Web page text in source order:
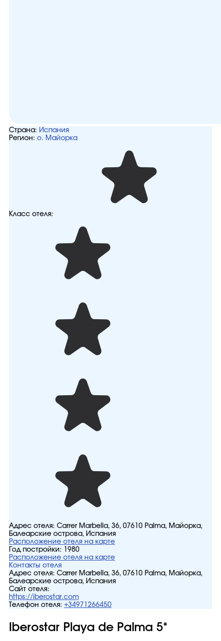
Страна: Испания
Регион: о. Майорка
Класс отеля:
Адрес отеля: Carrer Marbella, 36, 07610 Palma, Майорка,
Балеарские острова, Испания
Расположение отеля на карте
Год постройки:
1980
Расположение отеля на карте
Контакты отеля
Адрес отеля: Carrer Marbella, 36, 07610 Palma, Майорка,
Балеарские острова, Испания
Сайт отеля:
https://iberostar.com
Телефон отеля: +34971266450
Iberostar Playa de Palma 5*